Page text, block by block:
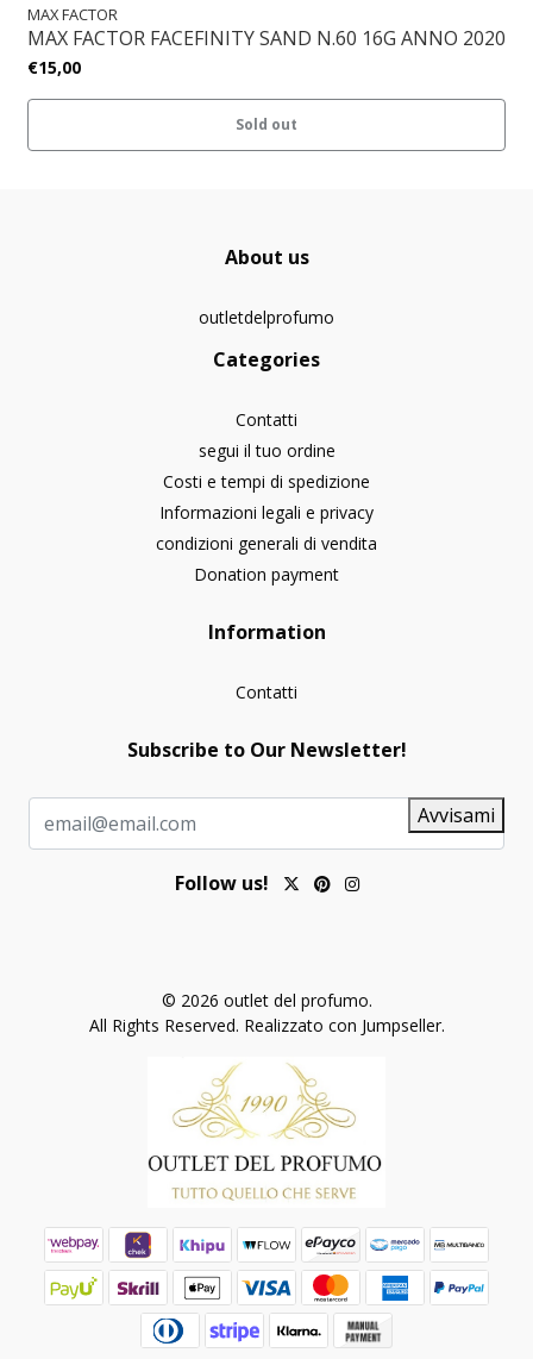
MAX FACTOR
MAX FACTOR FACEFINITY SAND N.60 16G ANNO 2020
€15,00
Sold out
About us
outletdelprofumo
Categories
Contatti
segui il tuo ordine
Costi e tempi di spedizione
Informazioni legali e privacy
condizioni generali di vendita
Donation payment
Information
Contatti
Subscribe to Our Newsletter!
Avvisami
Follow us!
© 2026 outlet del profumo.
All Rights Reserved. Realizzato con Jumpseller.